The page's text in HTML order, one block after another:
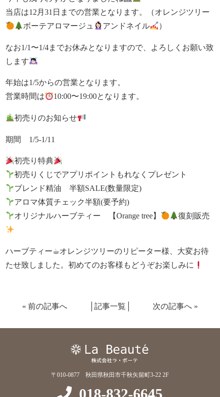
当店は12月31日までの営業となります。（オレンジツリー
ボーテアロマージュ
アンドネイル ）
なお1/1〜1/4までお休みとなりますので、よろしくお願い致
します
年始は1/5からの営業となります。
営業時間は
10:00〜19:00となります。
初売りのお知らせ
期間 1/5-1/11
初売り特典
初売りくじでアプリポイントもれなくプレゼント
ブレンド精油 半額SALE(数量限定)
アロマ体質チェック半額(要予約)
オリジナルハーブティー 【Orange tree】
復刻販売
ハーブティー☕︎オレンジツリーのリピーター様、大変お待
たせ致しました。初めてのお客様もどうぞお楽しみに
« 前の記事へ 記事一覧 次の記事へ »
〒010-0877 秋田県秋田市千秋矢留町3-22 2F